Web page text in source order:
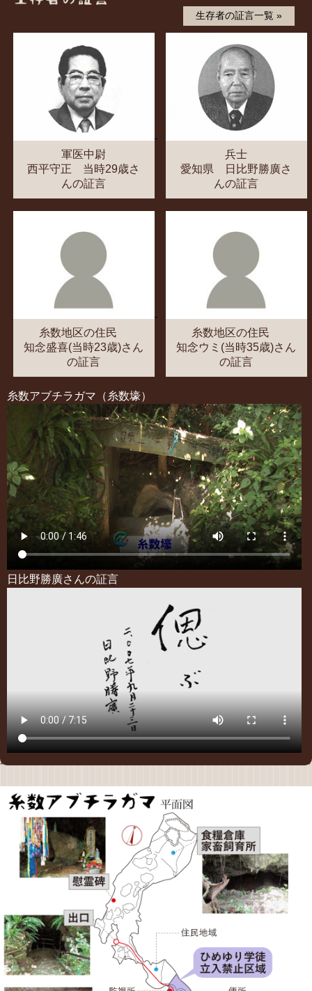
生存者の証言一覧 »
軍医中尉
西平守正 当時29歳さ
んの証言
兵士
愛知県 日比野勝廣さ
んの証言
糸数地区の住民
知念盛喜(当時23歳)さん
の証言
糸数地区の住民
知念ウミ(当時35歳)さん
の証言
糸数アブチラガマ（糸数壕）
日比野勝廣さんの証言